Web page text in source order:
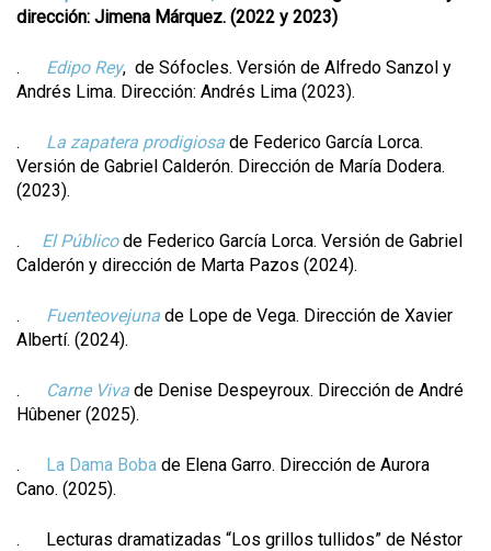
dirección: Jimena Márquez. (2022 y 2023)
. Edipo Rey, de Sófocles. Versión de Alfredo Sanzol y
Andrés Lima. Dirección: Andrés Lima (2023).
. La zapatera prodigiosa de Federico García Lorca.
Versión de Gabriel Calderón. Dirección de María Dodera.
(2023).
. El Públicode Federico García Lorca. Versión de Gabriel
Calderón y dirección de Marta Pazos (2024).
. Fuenteovejuna de Lope de Vega. Dirección de Xavier
Albertí. (2024).
. Carne Viva de Denise Despeyroux. Dirección de André
Hûbener (2025).
. La Dama Boba de Elena Garro. Dirección de Aurora
Cano. (2025).
. Lecturas dramatizadas “Los grillos tullidos” de Néstor